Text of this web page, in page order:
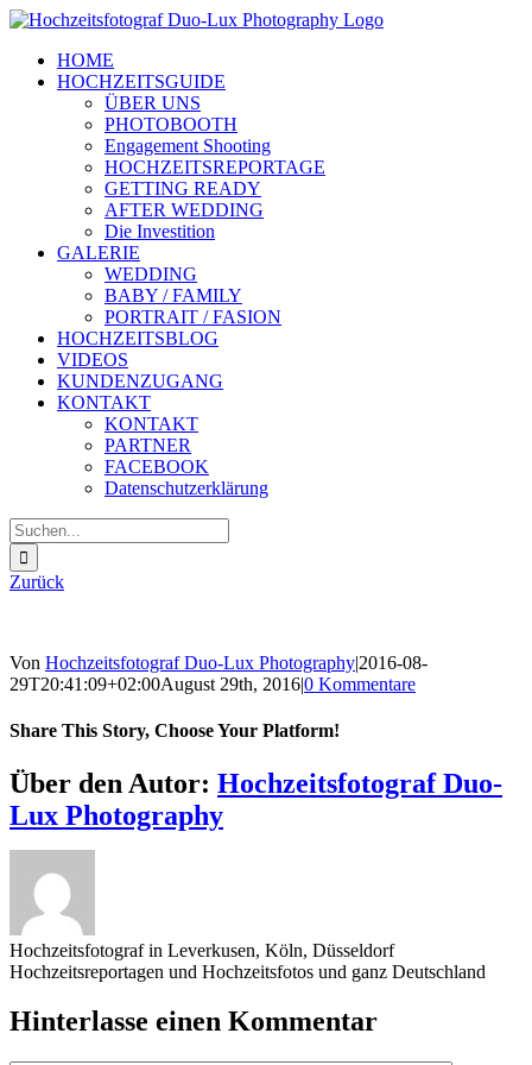
Zum
springenHOME
HOCHZEITSGUIDE
ÜBER UNS
PHOTOBOOTH
Engagement Shooting
HOCHZEITSREPORTAGE
GETTING READY
AFTER WEDDING
Die Investition
GALERIE
WEDDING
BABY / FAMILY
PORTRAIT / FASION
HOCHZEITSBLOG
VIDEOS
KUNDENZUGANG
KONTAKT
KONTAKT
PARTNER
FACEBOOK
Datenschutzerklärung
Suche
nach:
Zurück
Von Hochzeitsfotograf Duo-Lux Photography|2016-08-
29T20:41:09+02:00August 29th, 2016|0 Kommentare
Share This Story, Choose Your Platform!
Sharing_facebook
Sharing_twitter
Sharing_reddit
Über den Autor: Hochzeitsfotograf Duo-
Lux Photography
Hochzeitsfotograf in Leverkusen, Köln, Düsseldorf
Hochzeitsreportagen und Hochzeitsfotos und ganz Deutschland
Hinterlasse einen Kommentar